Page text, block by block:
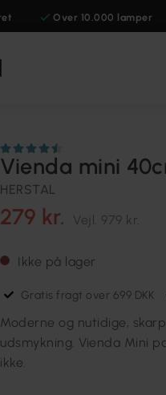
Over 10.000 lamper
Vienda mini
HERSTAL
279 kr. Vejl. 979 kr.
Ikke på lager
Gratis fragt over 699 DKK
Moderne og nutidige,
udsmykning. Vienda Mini
ikke.